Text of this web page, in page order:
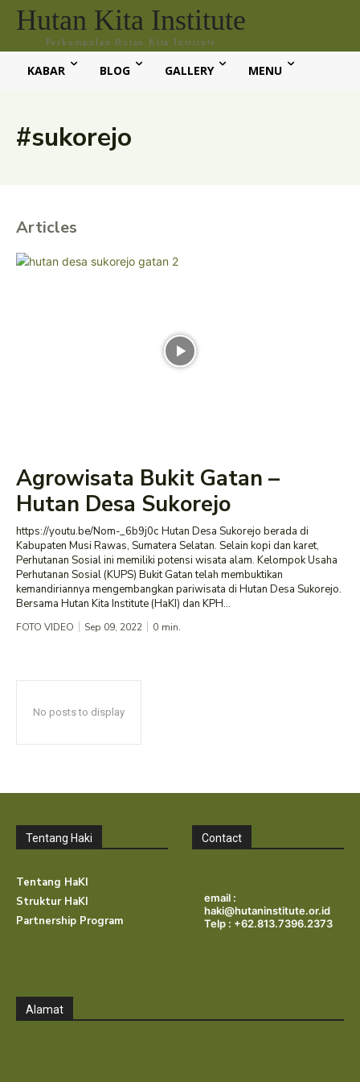
Hutan Kita Institute
Perkumpulan Hutan Kita Institute
KABAR BLOG GALLERY MENU
#sukorejo
Articles
Agrowisata Bukit Gatan –
Hutan Desa Sukorejo
https://youtu.be/Nom-_6b9j0c Hutan Desa Sukorejo berada di
Kabupaten Musi Rawas, Sumatera Selatan. Selain kopi dan karet,
Perhutanan Sosial ini memiliki potensi wisata alam. Kelompok Usaha
Perhutanan Sosial (KUPS) Bukit Gatan telah membuktikan
kemandiriannya mengembangkan pariwisata di Hutan Desa Sukorejo.
Bersama Hutan Kita Institute (HaKI) dan KPH...
FOTO VIDEO Sep 09, 2022 0 min.
No posts to display
Tentang Haki
Tentang HaKI
Struktur HaKI
Partnership Program
Contact
email :
haki@hutaninstitute.or.id
Telp : +62.813.7396.2373
Alamat